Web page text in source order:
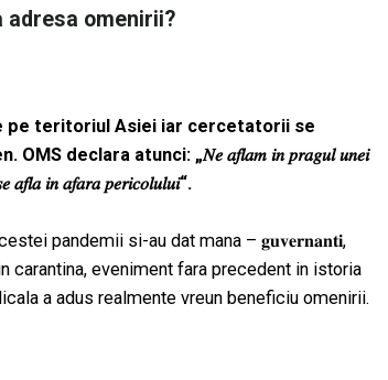
adresa omenirii?
pe teritoriul Asiei iar cercetatorii se
declara atunci: „𝑁𝑒 𝑎𝑓𝑙𝑎𝑚 𝑖𝑛 𝑝𝑟𝑎𝑔𝑢𝑙 𝑢𝑛𝑒𝑖
𝑎𝑓𝑙𝑎 𝑖𝑛 𝑎𝑓𝑎𝑟𝑎 𝑝𝑒𝑟𝑖𝑐𝑜𝑙𝑢𝑙𝑢𝑖“.
pandemii si-au dat mana – 𝐠𝐮𝐯𝐞𝐫𝐧𝐚𝐧𝐭𝐢,
carantina, eveniment fara precedent in istoria
a adus realmente vreun beneficiu omenirii.